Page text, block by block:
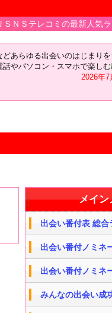
の最新人気ランキング情報!
あらゆる出会いのはじまりを
話やパソコン・スマホで楽しむ
2026年7
メイン
出会い番付表 総合
出会い番付ノミネ
出会い番付ノミネ
みんなの出会い成